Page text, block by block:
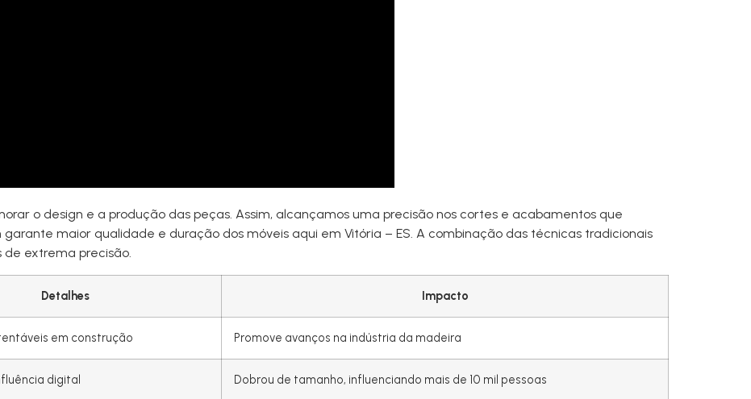
o design e a produção das peças. Assim, alcançamos uma precisão nos cortes e acabamentos que
maior qualidade e duração dos móveis aqui em Vitória – ES. A combinação das técnicas tradicionais
extrema precisão.
Detalhes Impacto
em construção Promove avanços na indústria da madeira
digital Dobrou de tamanho, influenciando mais de 10 mil pessoas